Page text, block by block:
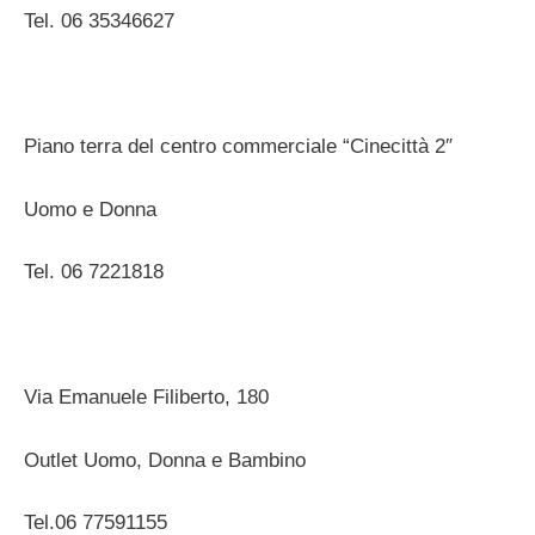
Tel. 06 35346627
Piano terra del centro commerciale “Cinecittà 2″
Uomo e Donna
Tel. 06 7221818
Via Emanuele Filiberto, 180
Outlet Uomo, Donna e Bambino
Tel.06 77591155